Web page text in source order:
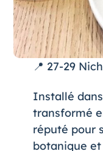
📍 27-29
Installé
transformé
réputé pour
botanique